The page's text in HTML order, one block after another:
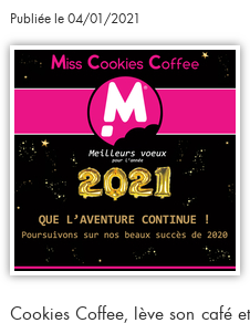
Publiée le 04/01/2021
Cookies Coffee, lève son café